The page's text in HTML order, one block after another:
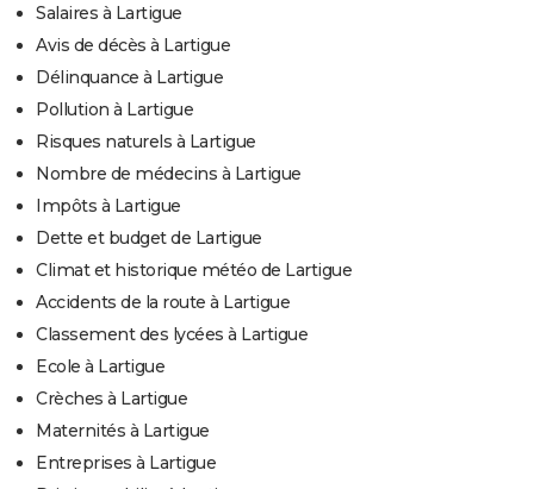
Salaires à Lartigue
Avis de décès à Lartigue
Délinquance à Lartigue
Pollution à Lartigue
Risques naturels à Lartigue
Nombre de médecins à Lartigue
Impôts à Lartigue
Dette et budget de Lartigue
Climat et historique météo de Lartigue
Accidents de la route à Lartigue
Classement des lycées à Lartigue
Ecole à Lartigue
Crèches à Lartigue
Maternités à Lartigue
Entreprises à Lartigue